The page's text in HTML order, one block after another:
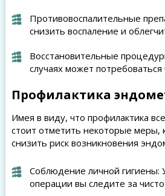
Противовоспалительные
снизить воспаление и
Восстановительные
случаях может потребоваться
Профилактика
Имея в виду, что профилактика
стоит отметить некоторые меры,
снизить риск возникновения
Соблюдение личной гигиены:
операции вы следите за